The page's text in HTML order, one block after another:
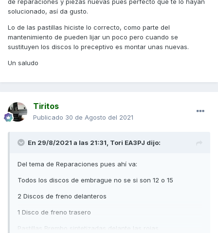
Reparacion instalación electrica freno de mano
Cambio filtro aceite
Engrase caballete central
Esto se lo han echo en 1 día y todo en garantia excepto las
pastillas que fue dicision mía cambiarlas las de delante
estaban cristalizadas al 50% y las traseras tenían un 20%
Me querían quitar la parte cristalizada de las delanteras y
los discos montados llevan más taladros para que
solucionado, así da gusto.
Lo de las pastillas hiciste lo correcto, como parte del
mantenimiento de pueden lijar un poco pero cuando se
sustituyen los discos lo preceptivo es montar unas nuevas.
Un saludo
Tiritos
Publicado 30 de Agosto del 2021
En 29/8/2021 a las 21:31, Tori EA3PJ dijo:
Del tema de Reparaciones pues ahí va:
Todos los discos de embrague no se si son 12 o 15
2 Discos de freno delanteros
1 Disco de freno trasero
Pastillas Brembo sintetizadas delante las rojas